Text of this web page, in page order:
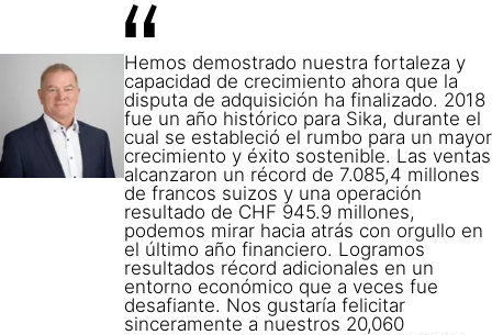
Hemos demostrado nuestra fortaleza y
capacidad de crecimiento ahora que la
disputa de adquisición ha finalizado. 2018
fue un año histórico para Sika, durante el
cual se estableció el rumbo para un mayor
crecimiento y éxito sostenible. Las ventas
alcanzaron un récord de 7.085,4 millones
de francos suizos y una operación
resultado de CHF 945.9 millones,
podemos mirar hacia atrás con orgullo en
el último año financiero. Logramos
resultados récord adicionales en un
entorno económico que a veces fue
desafiante. Nos gustaría felicitar
sinceramente a nuestros 20,060